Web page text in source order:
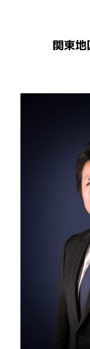
関東